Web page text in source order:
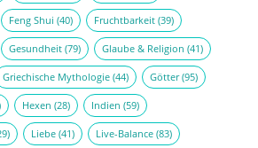
Feng Shui (40) Fruchtbarkeit(39)
Gesundheit(79) Glaube & Religion (41)
Griechische Mythologie(44) Götter(95)
Hexen (28) Indien (59)
Liebe(41) Live-Balance(83)